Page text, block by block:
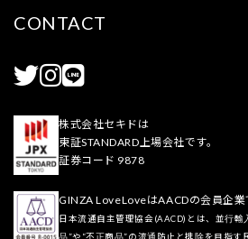
CONTACT
株式会社セキドは
東証STANDARD上場会社です。
証券コード 9878
GINZA LoveLoveはAACDの会員企業
日本流通自主管理協会(AACD)とは、並行輸